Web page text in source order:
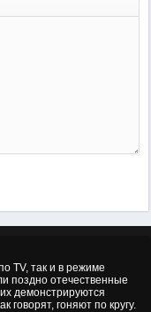
TV, так и в режиме
поздно отечественные
демонстрируются
говорят, гоняют по кругу.